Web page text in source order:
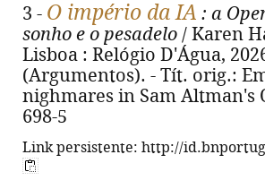
3 - O império da IA : a
sonho e o pesadelo / Karen
Lisboa : Relógio D'Água,
(Argumentos). - Tít. orig.:
nighmares in Sam Altman's
698-5
Link persistente: http://